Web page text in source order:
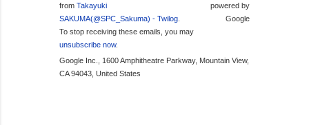
from Takayuki
SAKUMA(@SPC_Sakuma) - Twilog
To stop receiving these emails, you may
unsubscribe now.
powered by
Google
Google Inc., 1600 Amphitheatre Parkway, Mountain View,
CA 94043, United States